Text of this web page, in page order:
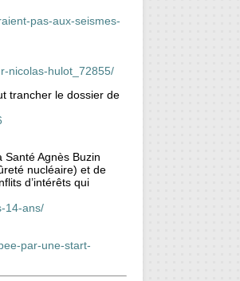
pas-aux-seismes-
nicolas-hulot_72855/
trancher le dossier de
Agnès Buzin
nucléaire) et de
d’intérêts qui
14-ans/
par-une-start-